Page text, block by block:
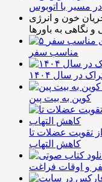
مسیر با اتوبوس
جریان خون و انرژی
نگاهی به باورها
مناسب سفر
در سال ۱۴۰۴
کوین به بیت پین
تقویت عضلات تا
کاهش التهاب
و اوقات فراغت